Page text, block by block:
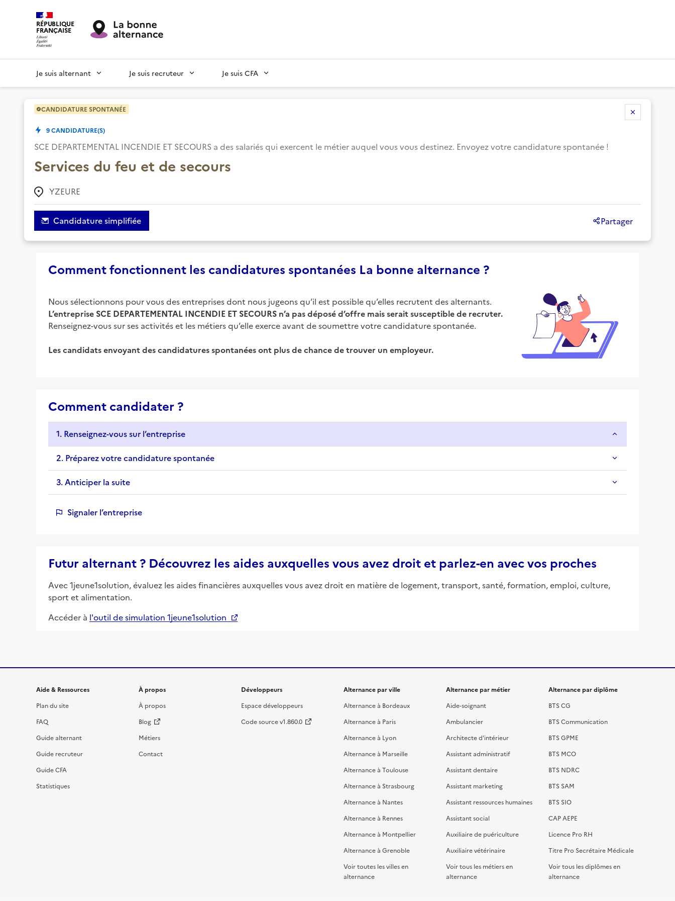
RÉPUBLIQUE
FRANÇAISE
Je suis alternant Je suis recruteur Je suis CFA
CANDIDATURE SPONTANÉE
9CANDIDATURE(S)
SCE DEPARTEMENTAL INCENDIE ET SECOURS a des salariés qui exercent le métier auquel vous vous destinez. Envoyez votre candidature spontanée !
Services du feu et de secours
YZEURE
Candidature simplifiée Partager
Comment fonctionnent les candidatures spontanées La bonne alternance ?
Nous sélectionnons pour vous des entreprises dont nous jugeons qu’il est possible qu’elles recrutent des alternants.
L’entreprise SCE DEPARTEMENTAL INCENDIE ET SECOURS n’a pas déposé d’offre mais serait susceptible de recruter.
Renseignez-vous sur ses activités et les métiers qu’elle exerce avant de soumettre votre candidature spontanée.
Les candidats envoyant des candidatures spontanées ont plus de chance de trouver un employeur.
Comment candidater ?
1. Renseignez-vous sur l’entreprise
2. Préparez votre candidature spontanée
3. Anticiper la suite
Signaler l’entreprise
Futur alternant ? Découvrez les aides auxquelles vous avez droit et parlez-en avec vos proches
Avec 1jeune1solution, évaluez les aides financières auxquelles vous avez droit en matière de logement, transport, santé, formation, emploi, culture,
sport et alimentation.
Accéder à l'outil de simulation 1jeune1solution
Informations et liens du site
Aide & Ressources
Plan du site
FAQ
Guide alternant
Guide recruteur
Guide CFA
Statistiques
À propos
À propos
Blog
Métiers
Contact
Développeurs
Espace développeurs
Code source v1.860.0
Alternance par ville
Alternance à Bordeaux
Alternance à Paris
Alternance à Lyon
Alternance à Marseille
Alternance à Toulouse
Alternance à Strasbourg
Alternance à Nantes
Alternance à Rennes
Alternance à Montpellier
Alternance à Grenoble
Voir toutes les villes en
alternance
Alternance par métier
Aide-soignant
Ambulancier
Architecte d'intérieur
Assistant administratif
Assistant dentaire
Assistant marketing
Assistant ressources humaines
Assistant social
Auxiliaire de puériculture
Auxiliaire vétérinaire
Voir tous les métiers en
alternance
Alternance par diplôme
BTS CG
BTS Communication
BTS GPME
BTS MCO
BTS NDRC
BTS SAM
BTS SIO
CAP AEPE
Licence Pro RH
Titre Pro Secrétaire Médicale
Voir tous les diplômes en
alternance